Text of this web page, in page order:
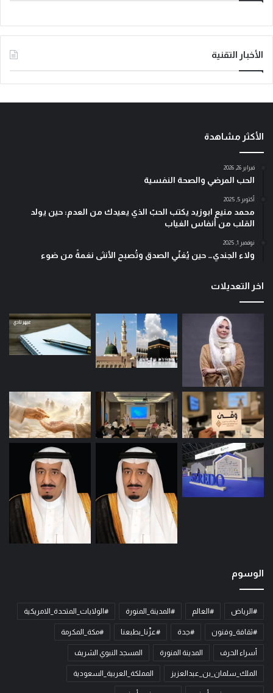
الأخبار التقنية
الأكثر مشاهدة
فبراير 26, 2026
الحب المرضي والصحة النفسية
أكتوبر 5, 2025
محمد منيع ابوزيد يكتب الحبّ الذي يعيدك من العدم: حين يولد
القلب من أنفاس الغياب
نوفمبر 1, 2025
ولاء الجندي… حين يُغنّي الصدق وتُصبح الأنثى نغمةً من ضوء
اخر التعديلات
الوسوم
#الرياض #العالم #المدينة_المنورة #الولايات_المتحدة_الامريكية
#ثقافة_وفنون #جدة #عزّنا_بطبعنا #مكة_المكرمة
أسراء الحرف المدينة المنورة المسجد النبوي الشريف
الملك_سلمان_بن_عبدالعزيز المملكة_العربية_السعودية